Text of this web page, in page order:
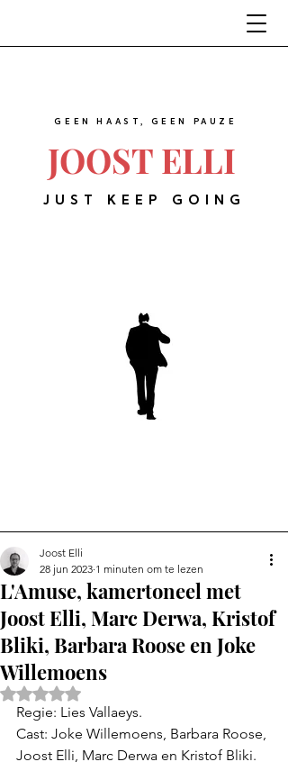
JOOST ELLI
GEEN HAAST, GEEN PAUZE
JUST KEEP GOING
L'Amuse, kamertoneel met
Joost Elli, Marc Derwa, Kristof
Bliki, Barbara Roose en Joke
Willemoens
Joost Elli
28 jun 2023 1 minuten om te lezen
Beoordeeld met NaN uit 5 sterren.
Regie: Lies Vallaeys.
Cast: Joke Willemoens, Barbara Roose,
Joost Elli, Marc Derwa en Kristof Bliki.